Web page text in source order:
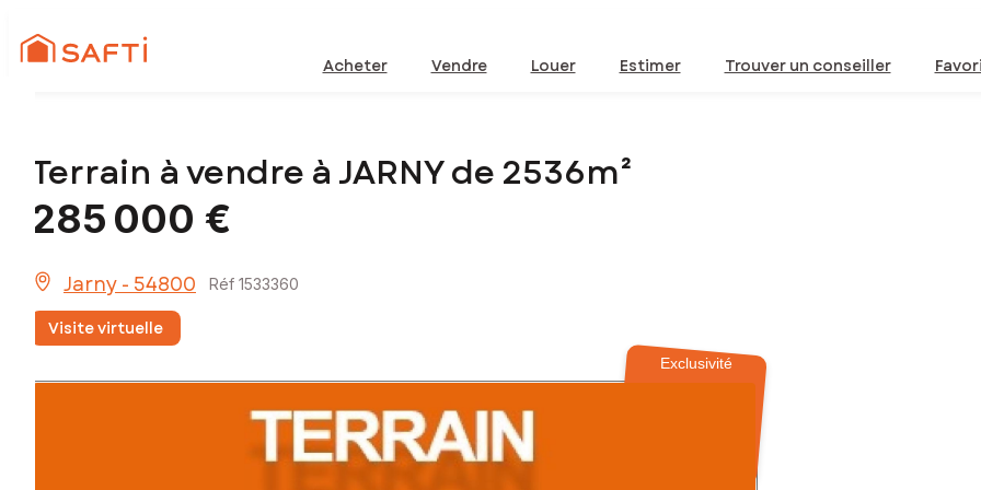
Acheter Vendre Louer Estimer Trouver un conseiller
Terrain à vendre à JARNY de 2536m²
285 000 €
Jarny - 54800 Réf 1533360
Visite virtuelle
Exclusivité